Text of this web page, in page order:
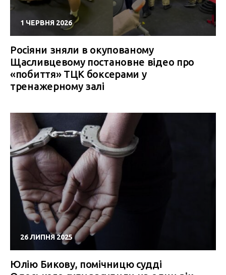
1 ЧЕРВНЯ 2026
Росіяни зняли в окупованому
Щасливцевому постановне відео про
«побиття» ТЦК боксерами у
тренажерному залі
26 ЛИПНЯ 2025
Юлію Бикову, помічницю судді